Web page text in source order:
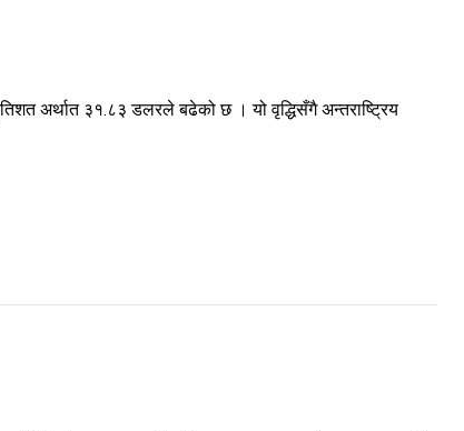
अर्थात ३१.८३ डलरले बढेको छ । यो वृद्धिसँगै अन्तराष्ट्रिय